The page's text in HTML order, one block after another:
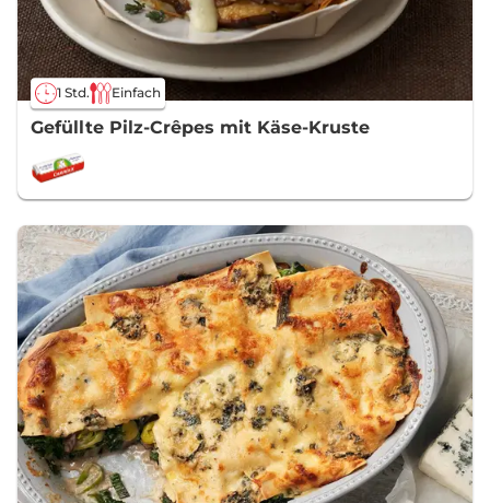
1 Std. Einfach
Gefüllte Pilz-Crêpes mit Käse-Kruste